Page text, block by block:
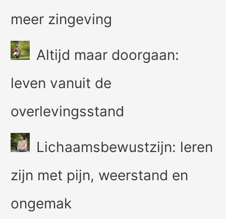
meer zingeving
Altijd maar doorgaan:
leven vanuit de
overlevingsstand
Lichaamsbewustzijn: leren
zijn met pijn, weerstand en
ongemak